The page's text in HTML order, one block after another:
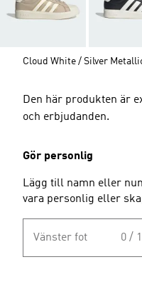
Cloud White / Silver
Den här produkten är
och erbjudanden.
Gör personlig
Lägg till namn eller
vara personlig eller
Vänster fot 0 /